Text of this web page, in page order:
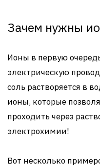
Зачем нужны
Ионы в первую
электрическую
соль растворяется в
ионы, которые
проходить через
электрохимии!
Вот несколько